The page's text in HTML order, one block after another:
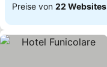
Preise von 22 Websites